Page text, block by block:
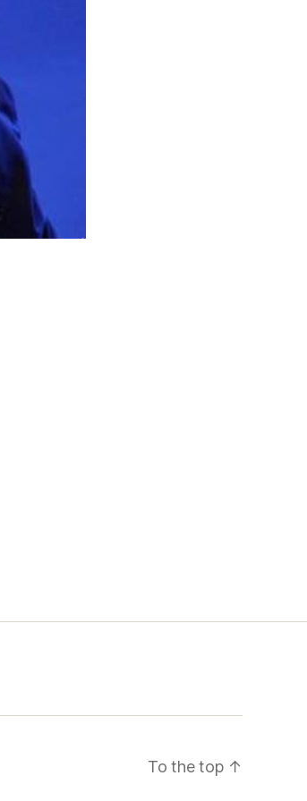
To the top ↑